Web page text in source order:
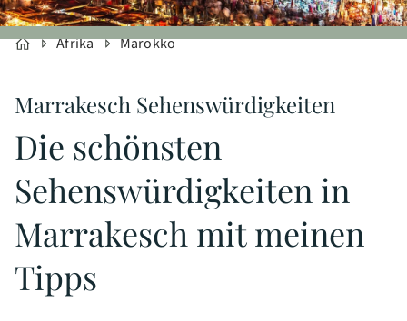
Afrika Marokko
Marrakesch Sehenswürdigkeiten
Die schönsten
Sehenswürdigkeiten in
Marrakesch mit meinen
Tipps